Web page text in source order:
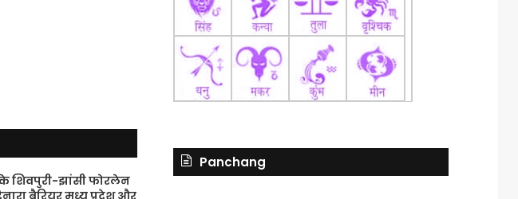
शिवपुरी-झांसी फोरलेन
Panchang